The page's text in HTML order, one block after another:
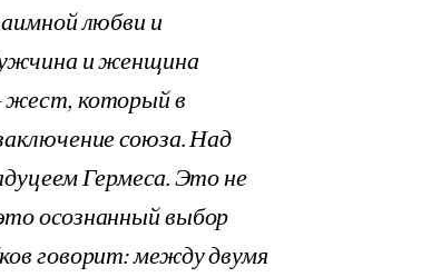
любви и
и женщина
жест, который в
союза. Над
Гермеса. Это не
осознанный выбор
говорит: между двумя